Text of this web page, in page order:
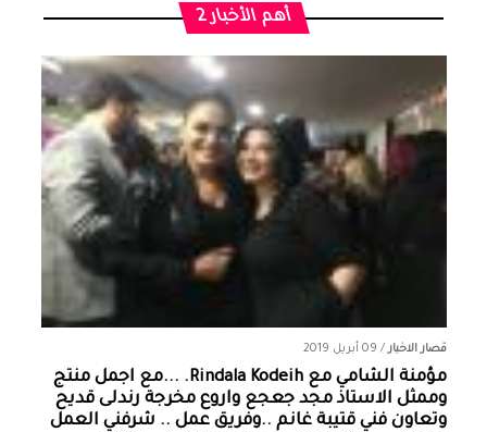
أهم الأخبار 2
قصار الاخبار/ 09 أبريل 2019
مؤمنة الشامي‏ مع ‏‎Rindala Kodeih‎‏. ...مع اجمل منتج
وممثل الاستاذ مجد جعجع واروع مخرجة رندلى قديح
وتعاون فني قتيبة غانم ..وفريق عمل .. شرفني العمل